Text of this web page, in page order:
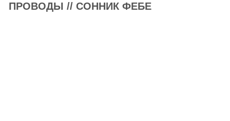
ПРОВОДЫ // СОННИК ФЕБЕ